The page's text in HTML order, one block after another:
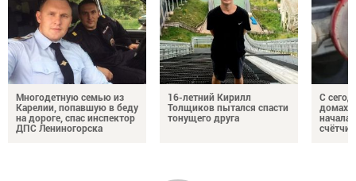
Многодетную семью из
Карелии, попавшую в беду
на дороге, спас инспектор
ДПС Лениногорска
16-летний Кирилл
Толщиков пытался спасти
тонущего друга
С
домах